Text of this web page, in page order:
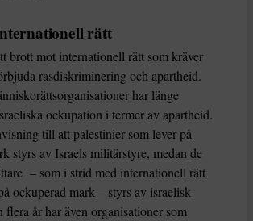
rätt
brott mot internationell rätt som kräver
rasdiskriminering och apartheid.
har länge
ockupation i termer av apartheid.
till att palestinier som lever på
styrs av Israels militärstyre, medan de
– som i strid med internationell rätt
ockuperad mark – styrs av israelisk
flera år har även organisationer som